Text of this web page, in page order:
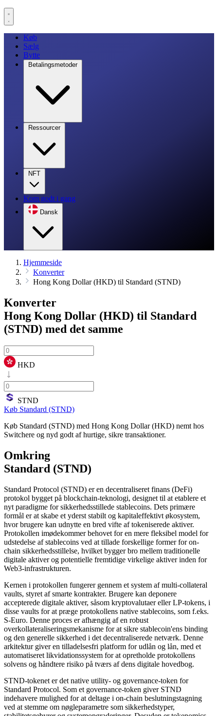
Køb
Sælg
Bytte
Betalingsmetoder
Ressourcer
NFT
Kom godt i gang
Dansk
Hjemmeside
Konverter
Hong Kong Dollar (HKD) til Standard (STND)
Konverter
Hong Kong Dollar (HKD) til Standard
(STND) med det samme
HKD
STND
Køb Standard (STND)
Køb Standard (STND) med Hong Kong Dollar (HKD) nemt hos
Switchere og nyd godt af hurtige, sikre transaktioner.
Omkring
Standard (STND)
Standard Protocol (STND) er en decentraliseret finans (DeFi)
protokol bygget på blockchain-teknologi, designet til at etablere et
nyt paradigme for sikkerhedsstillede stablecoins. Dets primære
formål er at skabe et yderst stabilt og kapitaleffektivt økosystem,
hvor brugere kan udnytte en bred vifte af tokeniserede aktiver.
Protokollen imødekommer behovet for en mere fleksibel model for
udstedelse af stablecoins ved at tillade forskellige former for on-
chain sikkerhedsstillelse, hvilket bygger bro mellem traditionelle
digitale aktiver og potentielle fremtidige virkelige aktiver inden for
Web3-infrastrukturen.
Kernen i protokollen fungerer gennem et system af multi-collateral
vaults, styret af smarte kontrakter. Brugere kan deponere
accepterede digitale aktiver, såsom kryptovalutaer eller LP-tokens, i
disse vaults for at præge protokollens native stablecoins, som f.eks.
S-Euro. Denne proces er afhængig af en robust
overkollateraliseringsmekanisme for at sikre stablecoin'ens binding
og den generelle sikkerhed i det decentraliserede netværk. Denne
arkitektur giver en tilladelsesfri platform for udlån og lån, med et
automatiseret likvidationssystem for at opretholde protokollens
solvens og håndtere risiko på tværs af dens digitale hovedbog.
STND-tokenet er det native utility- og governance-token for
Standard Protocol. Som et governance-token giver STND
indehavere mulighed for at deltage i on-chain beslutningstagning
ved at stemme om nøgleparametre som sikkerhedstyper,